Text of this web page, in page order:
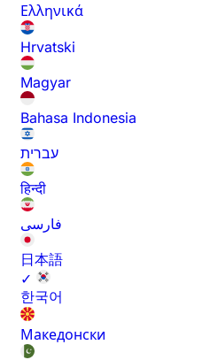
Ελληνικά
Hrvatski
Magyar
Bahasa Indonesia
עברית
हिन्दी
فارسی
日本語
✓
한국어
Македонски